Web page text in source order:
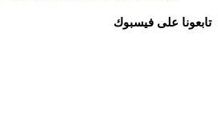
تابعونا على فيسبوك